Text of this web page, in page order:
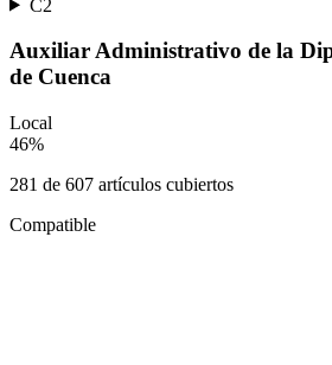
C2
Auxiliar Administrativo de la
de Cuenca
Local
46%
281 de 607 artículos cubiertos
Compatible